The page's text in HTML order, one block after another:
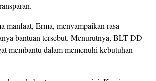
manfaat, Erma, menyampaikan rasa
bantuan tersebut. Menurutnya, BLT-DD
membantu dalam memenuhi kebutuhan